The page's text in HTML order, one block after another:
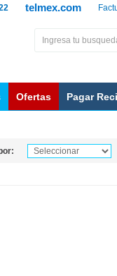
telmex.com
Ofertas Pagar